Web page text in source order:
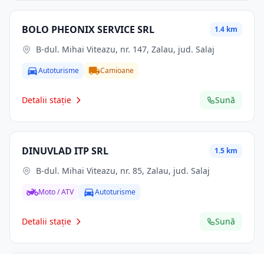
BOLO PHEONIX SERVICE SRL 1.4 km
B-dul. Mihai Viteazu, nr. 147, Zalau, jud. Salaj
Autoturisme Camioane
Detalii stație Sună
DINUVLAD ITP SRL 1.5 km
B-dul. Mihai Viteazu, nr. 85, Zalau, jud. Salaj
Moto / ATV Autoturisme
Detalii stație Sună